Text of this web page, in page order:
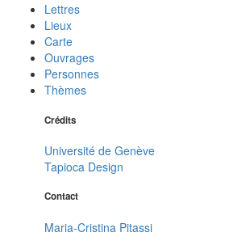
Lettres
Lieux
Carte
Ouvrages
Personnes
Thèmes
Crédits
Université de Genève
Tapioca Design
Contact
Maria-Cristina Pitassi